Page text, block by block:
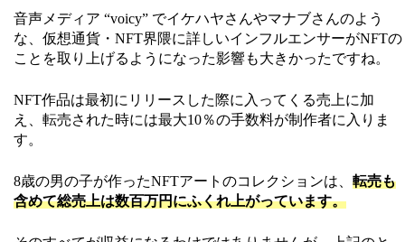
音声メディア “voicy” でイケハヤさんやマナブさんのよう
な、仮想通貨・NFT界隈に詳しいインフルエンサーがNFTの
ことを取り上げるようになった影響も大きかったですね。
NFT作品は最初にリリースした際に入ってくる売上に加
え、転売された時には最大10％の手数料が制作者に入りま
す。
8歳の男の子が作ったNFTアートのコレクションは、 転売も
含めて総売上は数百万円にふくれ上がっています。